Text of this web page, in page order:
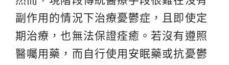
副作用的情況下治療憂鬱症，且即使定
期治療，也無法保證痊癒。若沒有遵照
醫囑用藥，而自行使用安眠藥或抗憂鬱